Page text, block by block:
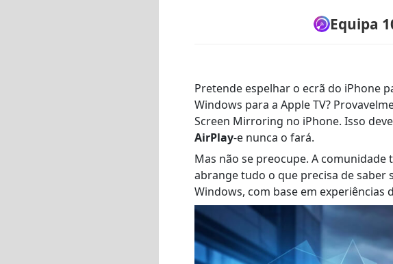
Equipa
Pretende espelhar o ecrã do iPhone
Windows para a Apple TV?
Screen Mirroring no iPhone. Isso
AirPlay-e nunca o fará.
Mas não se preocupe. A
abrange tudo o que precisa de saber
Windows, com base em experiências